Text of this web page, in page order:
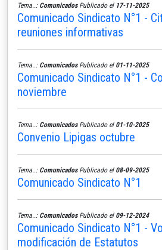
Tema..: ComunicadosPublicado el 17-11-2025
Comunicado Sindicato N°1 -
reuniones informativas
Tema..: ComunicadosPublicado el 01-11-2025
Comunicado Sindicato N°1 -
noviembre
Tema..: ComunicadosPublicado el 01-10-2025
Convenio Lipigas octubre
Tema..: ComunicadosPublicado el 08-09-2025
Comunicado Sindicato N°1
Tema..: ComunicadosPublicado el 09-12-2024
Comunicado Sindicato N°1 -
modificación de Estatutos